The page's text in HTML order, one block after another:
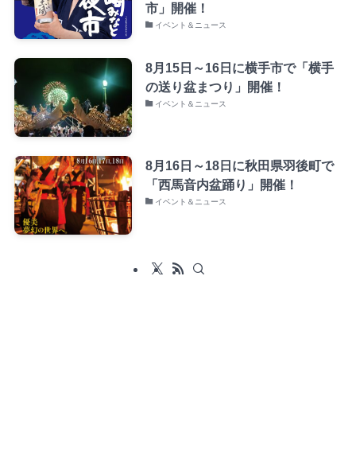
市」開催！
イベント＆ニュース
8月15日～16日に横手市で「横手
の送り盆まつり」開催！
イベント＆ニュース
8月16日～18日に秋田県羽後町で
「西馬音内盆踊り」開催！
イベント＆ニュース